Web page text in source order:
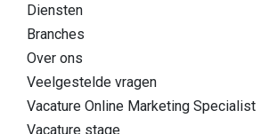
Diensten
Branches
Over ons
Veelgestelde vragen
Vacature Online Marketing Specialist
Vacature stage